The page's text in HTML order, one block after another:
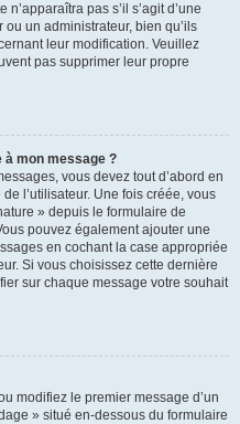
pas s’il s’agit d’une
un administrateur, bien qu’ils
leur modification. Veuillez
pas supprimer leur propre
mon message ?
vous devez tout d’abord en
l’utilisateur. Une fois créée, vous
» depuis le formulaire de
pouvez également ajouter une
en cochant la case appropriée
Si vous choisissez cette dernière
sur chaque message votre souhait
modifiez le premier message d’un
» situé en-dessous du formulaire